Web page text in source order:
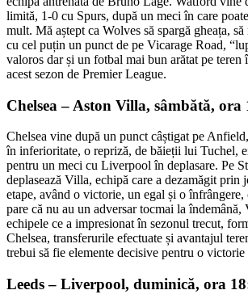
limită, 1-0 cu Spurs, după un meci în care
mult. Mă aștept ca Wolves să spargă gheața, să
cu cel puțin un punct de pe Vicarage Road,
valoros dar și un fotbal mai bun arătat pe teren
acest sezon de Premier League.
Chelsea – Aston Villa, sâmbătă, ora
Chelsea vine după un punct câștigat pe
în inferioritate, o repriză, de băieții lui Tuchel,
pentru un meci cu Liverpool în deplasare. Pe
deplasează Villa, echipă care a dezamăgit prin
etape, având o victorie, un egal și o
pare că nu au un adversar tocmai la
echipele ce a impresionat în sezonul trecut,
Chelsea, transferurile efectuate și avantajul
trebui să fie elemente decisive pentru o victorie
Leeds – Liverpool, duminică, ora